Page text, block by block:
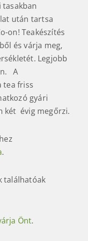
után tartsa
on! Teakészítés
és várja meg,
Legjobb
A
tea friss
gyári
két évig megőrzi.
.
találhatóak
Önt.